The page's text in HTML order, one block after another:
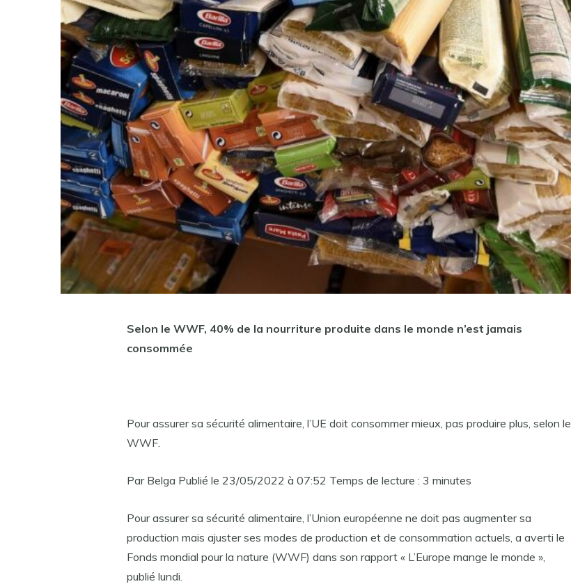
Selon le WWF, 40% de la nourriture produite dans le monde n’est jamais
consommée
Pour assurer sa sécurité alimentaire, l’UE doit consommer mieux, pas produire plus, selon le
WWF.
Par Belga Publié le 23/05/2022 à 07:52 Temps de lecture : 3 minutes
Pour assurer sa sécurité alimentaire, l’Union européenne ne doit pas augmenter sa
production mais ajuster ses modes de production et de consommation actuels, a averti le
Fonds mondial pour la nature (WWF) dans son rapport « L’Europe mange le monde »,
publié lundi.